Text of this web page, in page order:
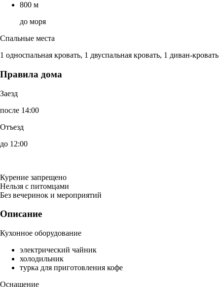
800 м
до моря
Спальные места
1 односпальная кровать, 1 двуспальная кровать, 1 диван-кровать
Правила дома
Заезд
после 14:00
Отъезд
до 12:00
Курение запрещено
Нельзя с питомцами
Без вечеринок и мероприятий
Описание
Кухонное оборудование
электрический чайник
холодильник
турка для приготовления кофе
Оснащение